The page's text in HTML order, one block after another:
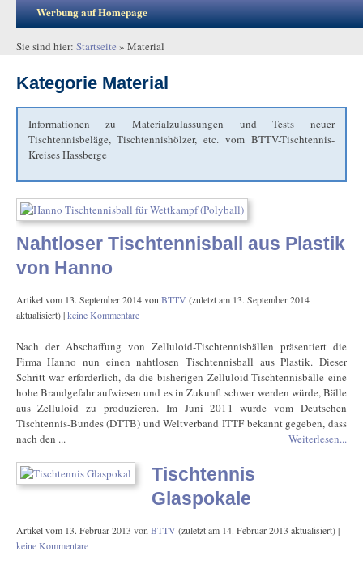
Werbung auf Homepage
Sie sind hier: Startseite » Material
Kategorie Material
Informationen zu Materialzulassungen und Tests neuer
Tischtennisbeläge, Tischtennishölzer, etc. vom BTTV-Tischtennis-
Kreises Hassberge
Nahtloser Tischtennisball aus Plastik
von Hanno
Artikel vom 13. September 2014von BTTV (zuletzt am 13. September 2014
aktualisiert) |keine Kommentare
Nach der Abschaffung von Zelluloid-Tischtennisbällen präsentiert die
Firma Hanno nun einen nahtlosen Tischtennisball aus Plastik. Dieser
Schritt war erforderlich, da die bisherigen Zelluloid-Tischtennisbälle eine
hohe Brandgefahr aufwiesen und es in Zukunft schwer werden würde, Bälle
aus Zelluloid zu produzieren. Im Juni 2011 wurde vom Deutschen
Tischtennis-Bundes (DTTB) und Weltverband ITTF bekannt gegeben, dass
nach den ...
Weiterlesen...
Tischtennis
Glaspokale
Artikel vom 13. Februar 2013 vonBTTV (zuletzt am 14. Februar 2013 aktualisiert) |
keine Kommentare